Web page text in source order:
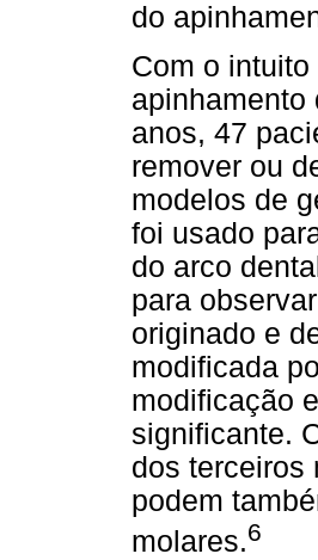
do
Com o
apinhamento
anos, 47
remover ou
modelos de
foi usado
do arco
para
originado e
modificada
modificação
significante.
dos terceiros
podem
molares.6